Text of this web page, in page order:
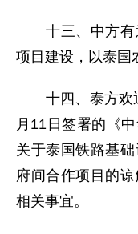
十三、中方有
项目建设，以泰国
十四、泰方欢
月11日签署的《
关于泰国铁路基
府间合作项目的
相关事宜。